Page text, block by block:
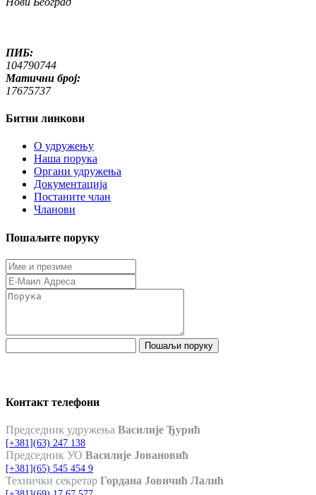
ПИБ:
104790744
Матични број:
17675737
Битни линкови
O удружењу
Наша порука
Органи удружења
Документација
Постаните члан
Чланови
Пошаљите поруку
Пошаљи поруку
Контакт телефони
Председник удружења Василије Ђурић
[+381](63) 247 138
Председник УО Василије Јовановић
[+381](65) 545 454 9
Технички секретар Гордана Јовичић Лалић